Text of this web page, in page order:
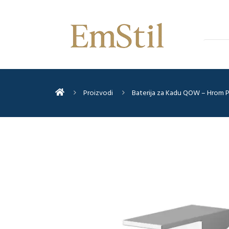
Proizvodi Baterija za Kadu QOW – Hrom